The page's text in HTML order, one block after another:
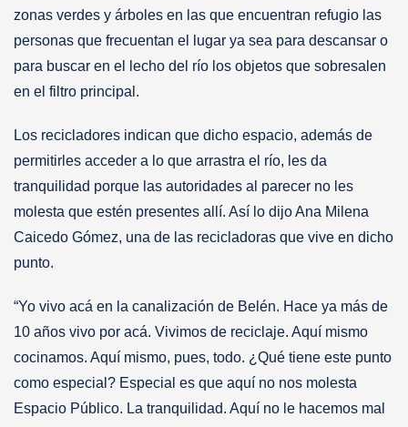
zonas verdes y árboles en las que encuentran refugio las
personas que frecuentan el lugar ya sea para descansar o
para buscar en el lecho del río los objetos que sobresalen
en el filtro principal.
Los recicladores indican que dicho espacio, además de
permitirles acceder a lo que arrastra el río, les da
tranquilidad porque las autoridades al parecer no les
molesta que estén presentes allí. Así lo dijo Ana Milena
Caicedo Gómez, una de las recicladoras que vive en dicho
punto.
“Yo vivo acá en la canalización de Belén. Hace ya más de
10 años vivo por acá. Vivimos de reciclaje. Aquí mismo
cocinamos. Aquí mismo, pues, todo. ¿Qué tiene este punto
como especial? Especial es que aquí no nos molesta
Espacio Público. La tranquilidad. Aquí no le hacemos mal